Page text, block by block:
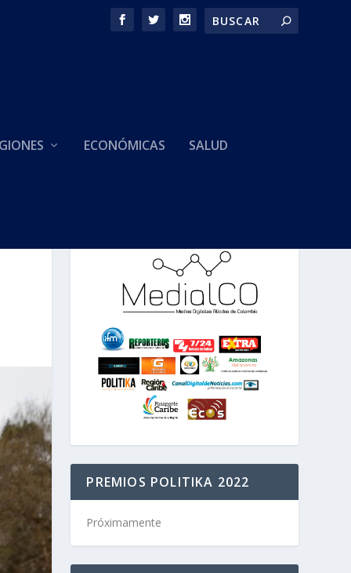
ECONÓMICAS SALUD
PREMIOS POLITIKA 2022
Próximamente